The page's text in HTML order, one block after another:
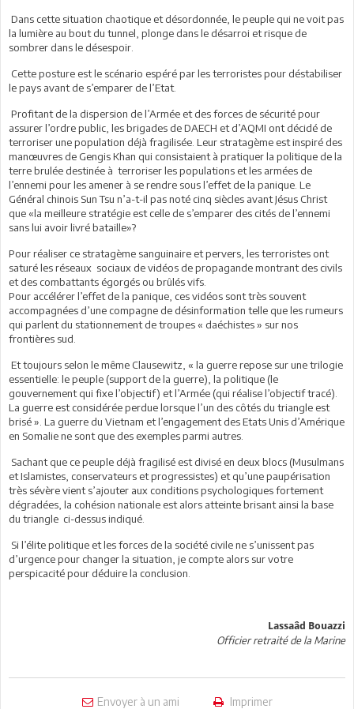
Dans cette situation chaotique et désordonnée, le peuple qui ne voit pas
la lumière au bout du tunnel, plonge dans le désarroi et risque de
sombrer dans le désespoir.
Cette posture est le scénario espéré par les terroristes pour déstabiliser
le pays avant de s’emparer de l’Etat.
Profitant de la dispersion de l’Armée et des forces de sécurité pour
assurer l’ordre public, les brigades de DAECH et d’AQMI ont décidé de
terroriser une population déjà fragilisée. Leur stratagème est inspiré des
manœuvres de Gengis Khan qui consistaient à pratiquer la politique de la
terre brulée destinée à terroriser les populations et les armées de
l’ennemi pour les amener à se rendre sous l’effet de la panique. Le
Général chinois Sun Tsu n’a-t-il pas noté cinq siècles avant Jésus Christ
que «la meilleure stratégie est celle de s’emparer des cités de l’ennemi
sans lui avoir livré bataille»?
Pour réaliser ce stratagème sanguinaire et pervers, les terroristes ont
saturé les réseaux sociaux de vidéos de propagande montrant des civils
et des combattants égorgés ou brûlés vifs.
Pour accélérer l’effet de la panique, ces vidéos sont très souvent
accompagnées d’une compagne de désinformation telle que les rumeurs
qui parlent du stationnement de troupes « daéchistes » sur nos
frontières sud.
Et toujours selon le même Clausewitz, « la guerre repose sur une trilogie
essentielle: le peuple (support de la guerre), la politique (le
gouvernement qui fixe l’objectif) et l’Armée (qui réalise l’objectif tracé).
La guerre est considérée perdue lorsque l’un des côtés du triangle est
brisé ». La guerre du Vietnam et l’engagement des Etats Unis d’Amérique
en Somalie ne sont que des exemples parmi autres.
Sachant que ce peuple déjà fragilisé est divisé en deux blocs (Musulmans
et Islamistes, conservateurs et progressistes) et qu’une paupérisation
très sévère vient s’ajouter aux conditions psychologiques fortement
dégradées, la cohésion nationale est alors atteinte brisant ainsi la base
du triangle ci-dessus indiqué.
Si l’élite politique et les forces de la société civile ne s’unissent pas
d’urgence pour changer la situation, je compte alors sur votre
perspicacité pour déduire la conclusion.
Lassaâd Bouazzi
Officier retraité de la Marine
Envoyer à un ami Imprimer